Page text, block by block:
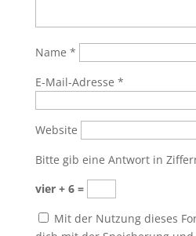
Name *
E-Mail-Adresse *
Website
Bitte gib eine Antwort in
vier + 6 =
Mit der Nutzung dieses